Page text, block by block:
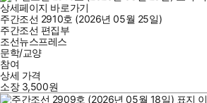
상세페이지 바로가기
주간조선 2910호 (2026년 05월 25일)
주간조선 편집부
조선뉴스프레스
문학/교양
참여
상세 가격
소장 3,500원